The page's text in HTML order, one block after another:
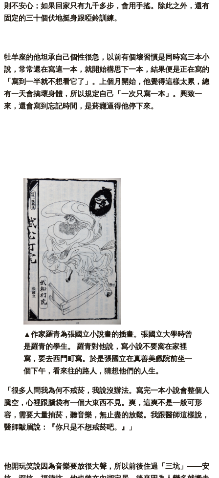
則不安心；如果回家只有九千多步，會用手搖。除此之外，還有
固定的三十個伏地挺身跟啞鈴訓練。
牡羊座的他坦承自己個性很急，以前有個壞習慣是同時寫三本小
說，常常還在寫這一本，就開始構思下一本，結果便是正在寫的
「寫到一半就不想看它了」。上個月開始，他覺得這樣太累，總
有一天會搞壞身體，所以規定自己「一次只寫一本」。興致一
來，還會寫到忘記時間，是菸癮逼得他停下來。
▲作家羅青為張國立小說畫的插畫。張國立大學時曾
是羅青的學生。 羅青對他說，寫小說不要窩在家裡
寫，要去西門町寫。於是張國立在真善美戲院前坐一
個下午，看來往的路人，猜想他們的人生。
「很多人問我為何不戒菸，我說沒辦法。寫完一本小說會整個人
騰空，心裡跟腦袋有一個大東西不見。爽，這爽不是一般可形
容，需要大量抽菸，聽音樂，無止盡的放鬆。我跟醫師這樣說，
醫師皺眉說：『你只是不想戒菸吧。』」
他開玩笑說因為音樂要放很大聲，所以前後住過「三坑」——安